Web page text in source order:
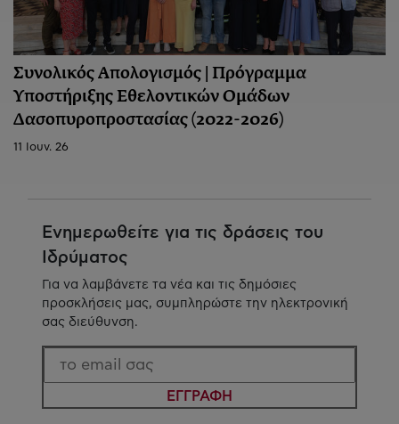
Συνολικός Απολογισμός | Πρόγραμμα
Υποστήριξης Εθελοντικών Ομάδων
Δασοπυροπροστασίας (2022-2026)
11 Ιουν. 26
Ενημερωθείτε για τις δράσεις του
Ιδρύματος
Για να λαμβάνετε τα νέα και τις δημόσιες
προσκλήσεις μας, συμπληρώστε την ηλεκτρονική
σας διεύθυνση.
ΕΓΓΡΑΦΗ